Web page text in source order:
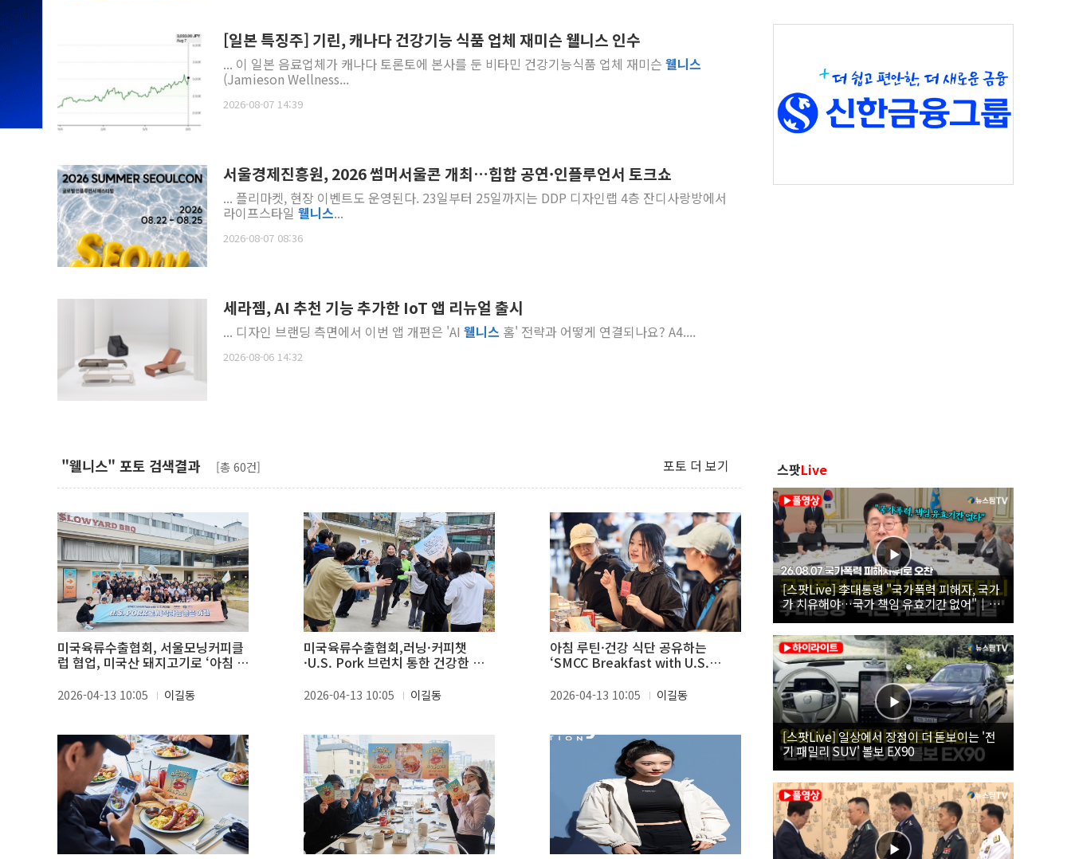
[일본 특징주] 기린, 캐나다 건강기능 식품 업체 재미슨 웰니스 인수
... 이 일본 음료업체가 캐나다 토론토에 본사를 둔 비타민 건강기능식품 업체 재미슨 웰니스
(Jamieson Wellness...
2026-08-07 14:39
서울경제진흥원, 2026 썸머서울콘 개최…힙합 공연·인플루언서 토크쇼
... 플리마켓, 현장 이벤트도 운영된다. 23일부터 25일까지는 DDP 디자인랩 4층 잔디사랑방에서
라이프스타일 웰니스...
2026-08-07 08:36
세라젬, AI 추천 기능 추가한 IoT 앱 리뉴얼 출시
... 디자인 브랜딩 측면에서 이번 앱 개편은 'AI 웰니스 홈' 전략과 어떻게 연결되나요? A4....
2026-08-06 14:32
"웰니스" 포토 검색결과 [총 60건] 포토 더 보기
미국육류수출협회, 서울모닝커피클
럽 협업, 미국산 돼지고기로 ‘아침 단
2026-04-13 10:05 이길동
미국육류수출협회,러닝·커피챗
·U.S. Pork 브런치 통한 건강한 아
2026-04-13 10:05 이길동
아침 루틴·건강 식단 공유하는
‘SMCC Breakfast with U.S.
2026-04-13 10:05 이길동
스팟Live
[스팟Live] 李대통령 "국가폭력 피해자, 국가
가 치유해야…국가 책임 유효기간 없어"｜
26.08.07 국가폭력 피해자 위로 오찬
[스팟Live] 일상에서 장점이 더 돋보이는 '전
기 패밀리 SUV' 볼보 EX90